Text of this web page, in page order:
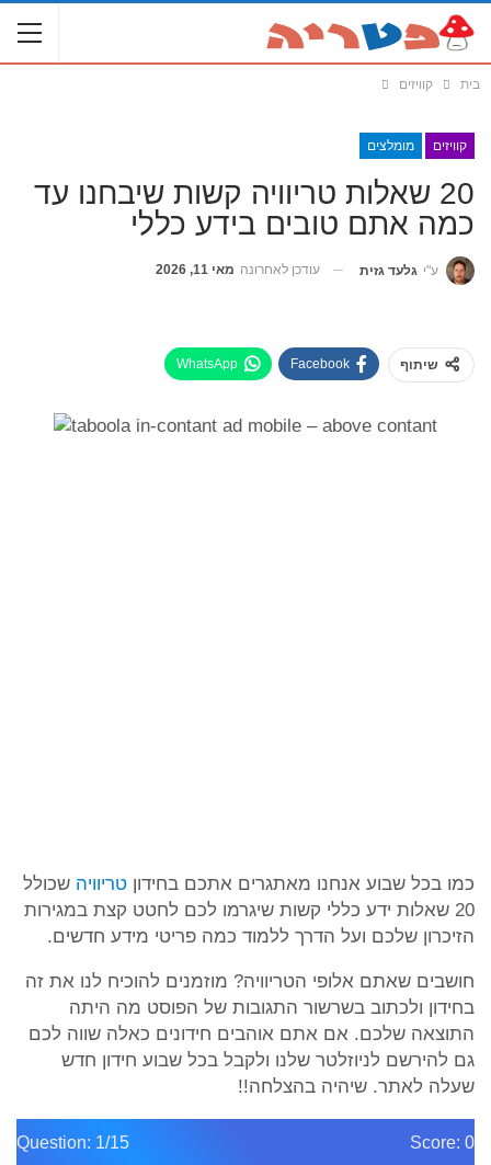
בית קוויזים
קוויזים מומלצים
20 שאלות טריוויה קשות שיבחנו עד
כמה אתם טובים בידע כללי
ע"י גלעד גזית עודכן לאחרונה מאי 11, 2026
שיתוף Facebook
WhatsApp
כמו בכל שבוע אנחנו מאתגרים אתכם בחידון טריוויה שכולל
20 שאלות ידע כללי קשות שיגרמו לכם לחטט קצת במגירות
הזיכרון שלכם ועל הדרך ללמוד כמה פריטי מידע חדשים.
חושבים שאתם אלופי הטריוויה? מוזמנים להוכיח לנו את זה
בחידון ולכתוב בשרשור התגובות של הפוסט מה היתה
התוצאה שלכם. אם אתם אוהבים חידונים כאלה שווה לכם
גם להירשם לניוזלטר שלנו ולקבל בכל שבוע חידון חדש
שעלה לאתר. שיהיה בהצלחה!!
Question: 1/15 Score: 0